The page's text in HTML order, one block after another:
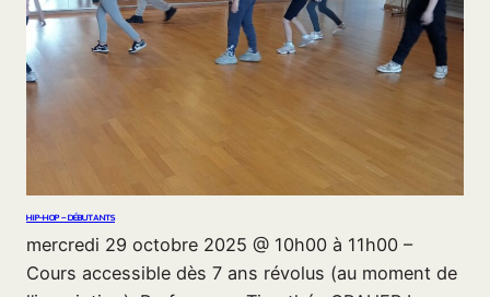
HIP-HOP – DÉBUTANTS
mercredi 29 octobre 2025 @ 10h00 à 11h00 –
Cours accessible dès 7 ans révolus (au moment de